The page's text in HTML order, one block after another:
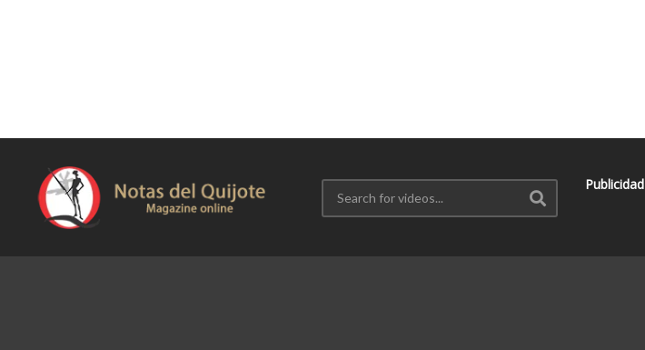
Publicidad